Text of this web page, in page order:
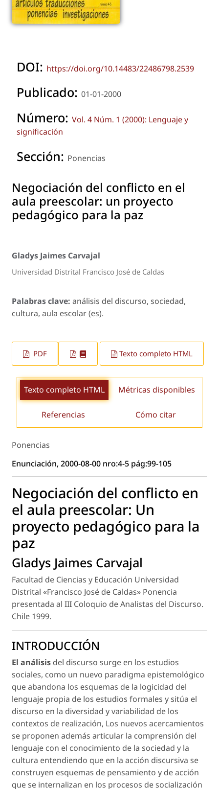
DOI: https://doi.org/10.14483/22486798.2539
Publicado: 01-01-2000
Número: Vol. 4 Núm. 1 (2000): Lenguaje y
significación
Sección: Ponencias
Negociación del conflicto en el
aula preescolar: un proyecto
pedagógico para la paz
Gladys Jaimes Carvajal
Universidad Distrital Francisco José de Caldas
Palabras clave: análisis del discurso, sociedad,
cultura, aula escolar (es).
PDF Texto completo HTML
Texto completo HTML Métricas disponibles
Referencias Cómo citar
Ponencias
Enunciación, 2000-08-00 nro:4-5 pág:99-105
Negociación del conflicto en
el aula preescolar: Un
proyecto pedagógico para la
paz
Gladys Jaimes Carvajal
Facultad de Ciencias y Educación Universidad
Distrital «Francisco José de Caldas» Ponencia
presentada al III Coloquio de Analistas del Discurso.
Chile 1999.
INTRODUCCIÓN
El análisis del discurso surge en los estudios
sociales, como un nuevo paradigma epistemológico
que abandona los esquemas de la logicidad del
lenguaje propia de los estudios formales y sitúa el
discurso en la diversidad y variabilidad de los
contextos de realización, Los nuevos acercamientos
se proponen además articular la comprensión del
lenguaje con el conocimiento de la sociedad y la
cultura entendiendo que en la acción discursiva se
construyen esquemas de pensamiento y de acción
que se internalizan en los procesos de socialización